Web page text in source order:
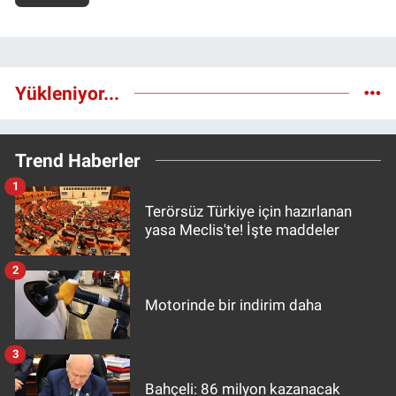
Yükleniyor...
Trend Haberler
Terörsüz Türkiye için hazırlanan
yasa Meclis'te! İşte maddeler
1
Motorinde bir indirim daha
2
Bahçeli: 86 milyon kazanacak
3